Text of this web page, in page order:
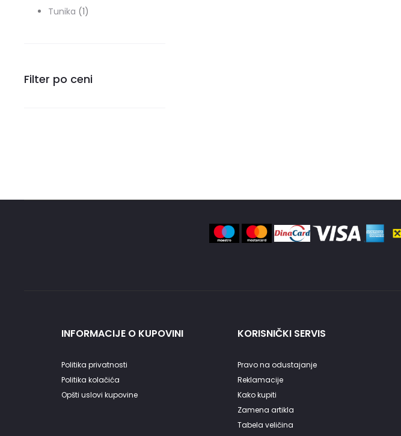
proizvod
Tunika 11
Filter po ceni
INFORMACIJE O KUPOVINI
Politika privatnosti
Politika kolačića
Opšti uslovi kupovine
KORISNIČKI SERVIS
Pravo na odustajanje
Reklamacije
Kako kupiti
Zamena artikla
Tabela veličina